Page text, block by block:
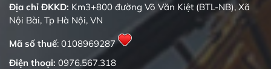
Địa chỉ ĐKKD: Km3+800 đường Võ Văn Kiệt (BTL-NB), Xã
Nội Bài, Tp Hà Nội, VN
Mã số thuế: 0108969287
Điện thoại: 0976.567.318